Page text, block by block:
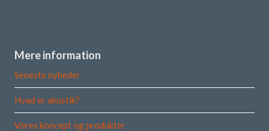
Mere information
Seneste nyheder
Hvad er akustik?
Vores koncept og produkter